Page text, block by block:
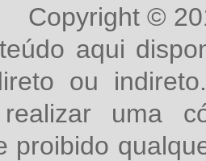
Copyright ©
aqui
ou
realizar uma
proibido